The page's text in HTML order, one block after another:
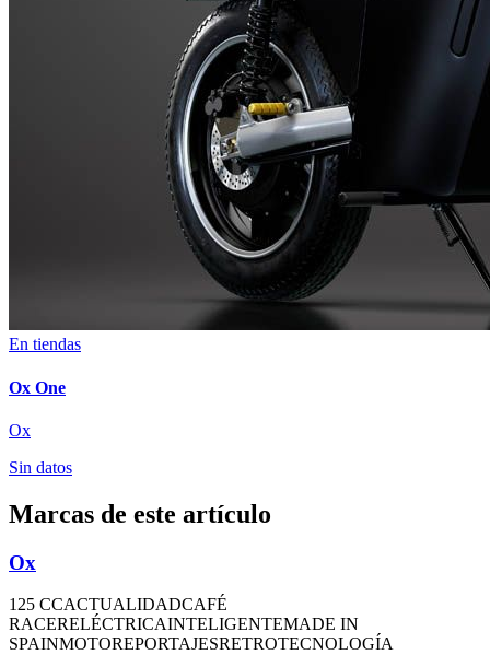
En tiendas
Ox One
Ox
Sin datos
Marcas de este artículo
Ox
125 CCACTUALIDADCAFÉ
RACERELÉCTRICAINTELIGENTEMADE IN
SPAINMOTOREPORTAJESRETROTECNOLOGÍA